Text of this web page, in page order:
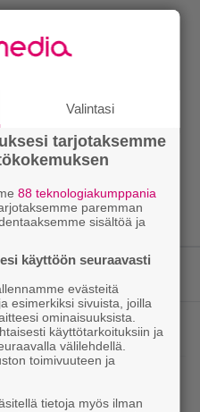
kysymys ja näin
perhelomalla
Valintasi
tarjotaksemme
88 teknologiakumppania
paremman
sisältöä ja
käyttöön seuraavasti
evästeitä
esimerkiksi sivuista, joilla
ominaisuuksista.
käyttötarkoituksiin ja
välilehdellä.
toimivuuteen ja
tietoja myös ilman